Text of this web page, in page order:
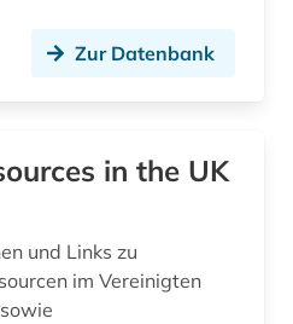
Zur Datenbank
in the UK
und Links zu
im Vereinigten